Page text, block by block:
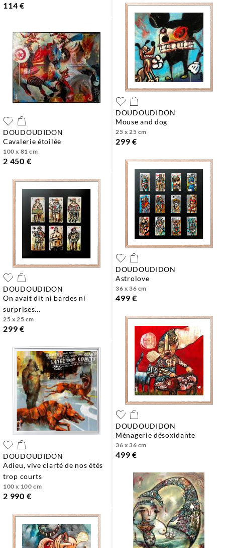
114 €
DOUDOUDIDON
cavalerie étoilée
100 x 81 cm
2 450 €
DOUDOUDIDON
mouse and dog
25 x 25 cm
299 €
DOUDOUDIDON
on avait dit ni bardes ni
surprises...
25 x 25 cm
299 €
DOUDOUDIDON
astrolove
36 x 36 cm
499 €
DOUDOUDIDON
adieu, vive clarté de nos étés
trop courts
100 x 100 cm
2 990 €
DOUDOUDIDON
ménagerie désoxidante
36 x 36 cm
499 €